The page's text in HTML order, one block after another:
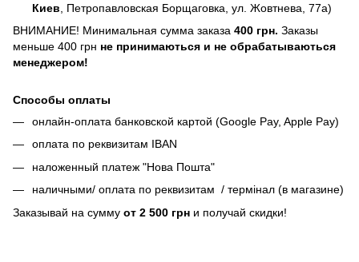
Киев , Петропавловская Борщаговка, ул. Жовтнева, 77а)
ВНИМАНИЕ! Минимальная сумма заказа 400 грн. Заказы
меньше 400 грн не принимаються и не обрабатываються
менеджером!
Способы оплаты
онлайн-оплата банковской картой (Google Pay, Apple Pay)
оплата по реквизитам IBAN
наложенный платеж "Нова Пошта"
наличными/ оплата по реквизитам / термінал (в магазине)
Заказывай на сумму от 2 500 грн и получай скидки!